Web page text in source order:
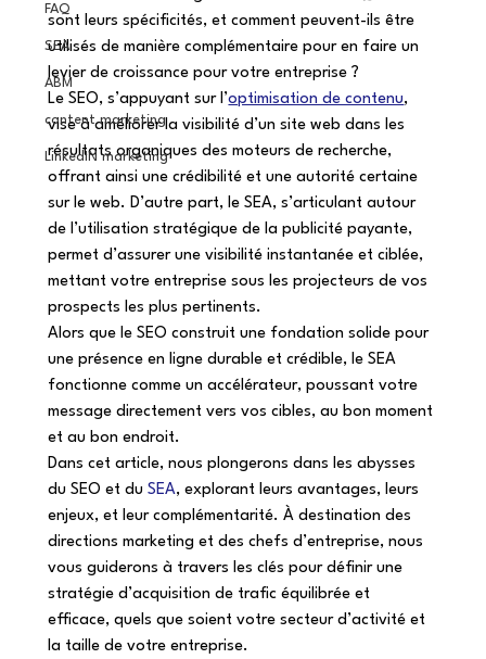
FAQ
SEA
ABM
content marketing
LinkedIN marketing
sont leurs spécificités, et comment peuvent-ils être
utilisés de manière complémentaire pour en faire un
levier de croissance pour votre entreprise ?
Le SEO, s’appuyant sur l’optimisation de contenu,
vise à améliorer la visibilité d’un site web dans les
résultats organiques des moteurs de recherche,
offrant ainsi une crédibilité et une autorité certaine
sur le web. D’autre part, le SEA, s’articulant autour
de l’utilisation stratégique de la publicité payante,
permet d’assurer une visibilité instantanée et ciblée,
mettant votre entreprise sous les projecteurs de vos
prospects les plus pertinents.
Alors que le SEO construit une fondation solide pour
une présence en ligne durable et crédible, le SEA
fonctionne comme un accélérateur, poussant votre
message directement vers vos cibles, au bon moment
et au bon endroit.
Dans cet article, nous plongerons dans les abysses
du SEO et du SEA, explorant leurs avantages, leurs
enjeux, et leur complémentarité. À destination des
directions marketing et des chefs d’entreprise, nous
vous guiderons à travers les clés pour définir une
stratégie d’acquisition de trafic équilibrée et
efficace, quels que soient votre secteur d’activité et
la taille de votre entreprise.